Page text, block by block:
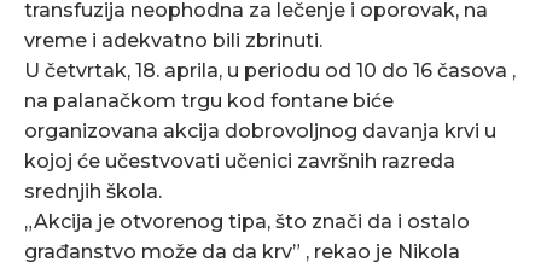
transfuzija neophodna za lečenje i oporovak, na
vreme i adekvatno bili zbrinuti.
U četvrtak, 18. aprila, u periodu od 10 do 16 časova ,
na palanačkom trgu kod fontane biće
organizovana akcija dobrovoljnog davanja krvi u
kojoj će učestvovati učenici završnih razreda
srednjih škola.
„Akcija je otvorenog tipa, što znači da i ostalo
građanstvo može da da krv” , rekao je Nikola